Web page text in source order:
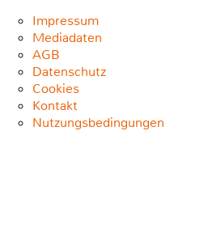
Impressum
Mediadaten
AGB
Datenschutz
Cookies
Kontakt
Nutzungsbedingungen